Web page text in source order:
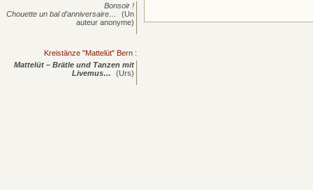
Bonsoir !
Chouette un bal d’anniversaire…
(Un
auteur anonyme)
Kreistänze "Mattelüt" Bern :
Mattelüt – Brätle und Tanzen mit
Livemus…
(Urs)